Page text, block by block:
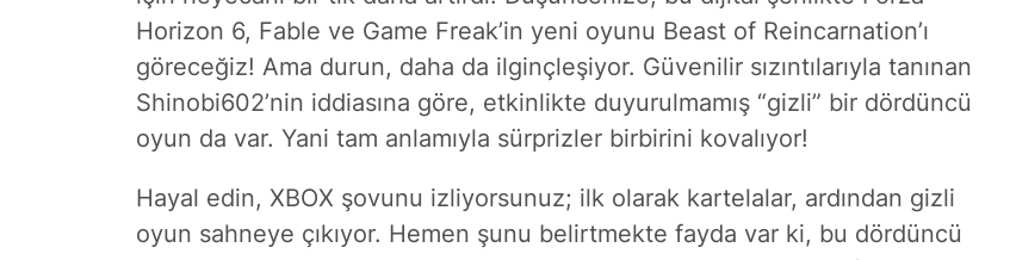
Horizon 6, Fable ve Game Freak’in yeni oyunu Beast of Reincarnation’ı
göreceğiz! Ama durun, daha da ilginçleşiyor. Güvenilir sızıntılarıyla tanınan
Shinobi602’nin iddiasına göre, etkinlikte duyurulmamış “gizli” bir dördüncü
oyun da var. Yani tam anlamıyla sürprizler birbirini kovalıyor!
Hayal edin, XBOX şovunu izliyorsunuz; ilk olarak kartelalar, ardından gizli
oyun sahneye çıkıyor. Hemen şunu belirtmekte fayda var ki, bu dördüncü